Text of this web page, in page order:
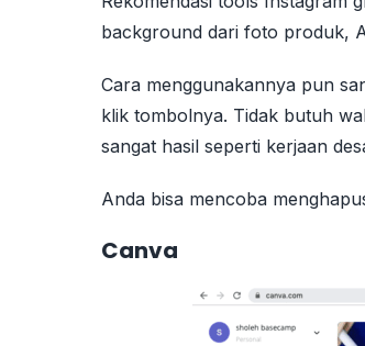
background dari foto produk,
Cara menggunakannya pun
klik tombolnya. Tidak butuh
sangat hasil seperti kerjaan
Anda bisa mencoba
Canva